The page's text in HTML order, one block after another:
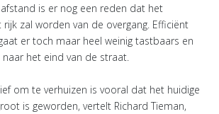
is er nog een reden dat het
zal worden van de overgang. Efficiënt
er toch maar heel weinig tastbaars en
het eind van de straat.
om te verhuizen is vooral dat het huidige
is geworden, vertelt Richard Tieman,